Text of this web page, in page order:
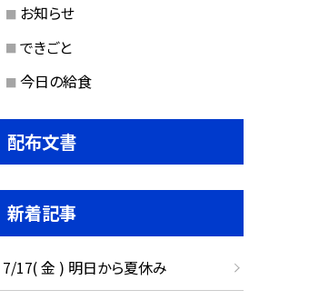
お知らせ
できごと
今日の給食
配布文書
新着記事
7/17( 金 ) 明日から夏休み